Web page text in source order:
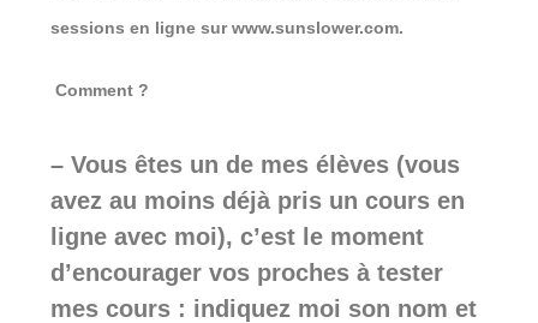
sessions en ligne sur www.sunslower.com.
Comment ?
– Vous êtes un de mes élèves (vous
avez au moins déjà pris un cours en
ligne avec moi), c’est le moment
d’encourager vos proches à tester
mes cours : indiquez moi son nom et